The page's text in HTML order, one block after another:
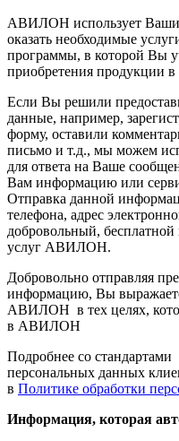
АВИЛОН использует Ваши
оказать необходимые
программы, в которой Вы
приобретения продукции
Если Вы решили
данные, например,
форму, оставили
письмо и т.д., мы можем
для ответа на Ваше
Вам информацию или
Отправка данной
телефона, адрес
добровольный, бесплатной
услуг АВИЛОН.
Добровольно отправляя
информацию, Вы выражаете
АВИЛОН в тех целях,
в АВИЛОН
Подробнее со
персональных данных
в Политике обработки
Информация, которая